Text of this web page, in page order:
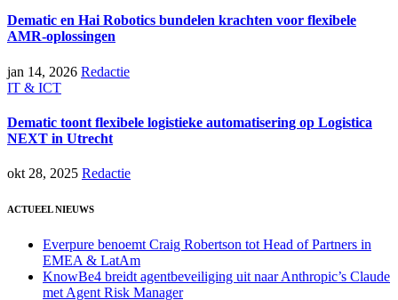
Dematic en Hai Robotics bundelen krachten voor flexibele
AMR-oplossingen
jan 14, 2026 Redactie
IT & ICT
Dematic toont flexibele logistieke automatisering op Logistica
NEXT in Utrecht
okt 28, 2025 Redactie
ACTUEEL NIEUWS
Everpure benoemt Craig Robertson tot Head of Partners in
EMEA & LatAm
KnowBe4 breidt agentbeveiliging uit naar Anthropic’s Claude
met Agent Risk Manager